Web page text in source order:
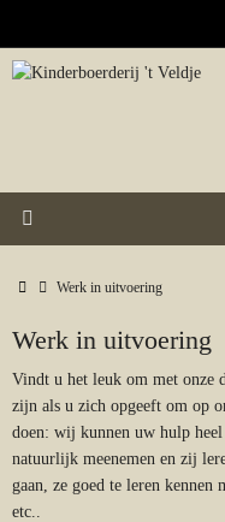
de
HomeWerk in uitvoering
Werk in uitvoering
Vindt u het leuk om met onze
zijn als u zich opgeeft om op
doen: wij kunnen uw hulp
natuurlijk meenemen en zij
gaan, ze goed te leren kennen
etc..